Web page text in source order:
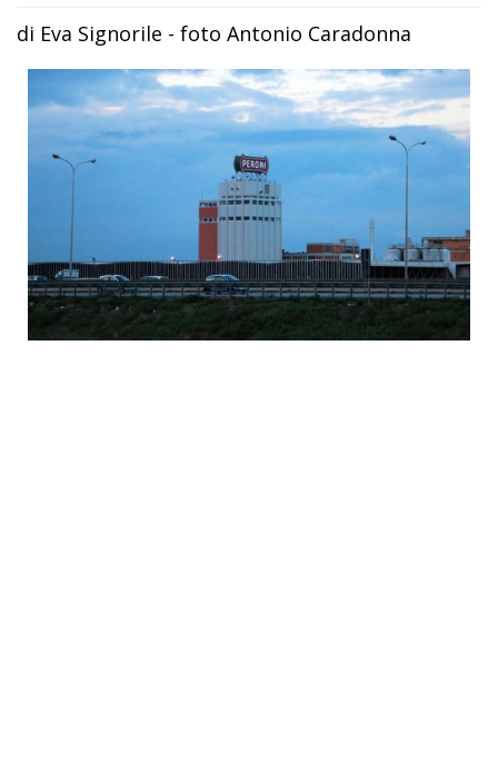
di Eva Signorile - foto Antonio Caradonna